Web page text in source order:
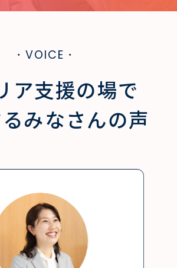
・VOICE・
ア支援の場で
みなさんの声